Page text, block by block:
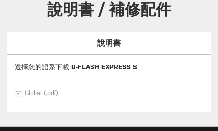
說明書 / 補修配件
說明書
選擇您的語系下載 D-FLASH EXPRESS S
Global (.pdf)